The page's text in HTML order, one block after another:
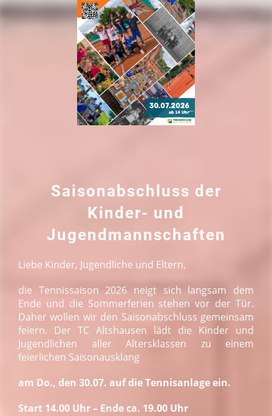
Saisonabschluss der
Kinder- und
Jugendmannschaften
Liebe Kinder, Jugendliche und Eltern,
die Tennissaison 2026 neigt sich langsam dem
Ende und die Sommerferien stehen vor der Tür.
Daher wollen wir den Saisonabschluss gemeinsam
feiern. Der TC Altshausen lädt die Kinder und
Jugendlichen aller Altersklassen zu einem
feierlichen Saisonausklang
am Do., den 30.07. auf die Tennisanlage ein.
Start 14.00 Uhr – Ende ca. 19.00 Uhr